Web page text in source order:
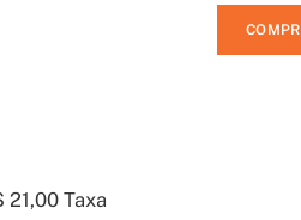
21,00 Taxa